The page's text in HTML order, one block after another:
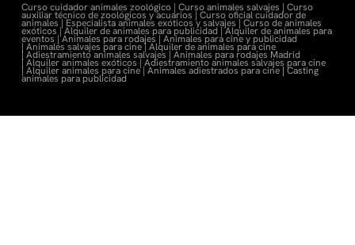
Curso cuidador animales zoológico | Curso animales salvajes | Curso
auxiliar técnico de zoológicos y acuarios | Curso oficial cuidador de
animales | Especialista animales exóticos y salvajes | Curso de animales
exóticos |Alquiler de animales para publicidad |Alquiler de animales para
eventos |Animales para rodajes | Animales para cine y publicidad
| Animales salvajes para cine | Alquiler de animales para cine
| Adiestramiento animales salvajes | Animales para rodajes Madrid
| Alquiler animales exóticos | Adiestramiento animales salvajes para cine
| Alquiler animales para cine | Animales adiestrados para cine| Casting
animales para publicidad